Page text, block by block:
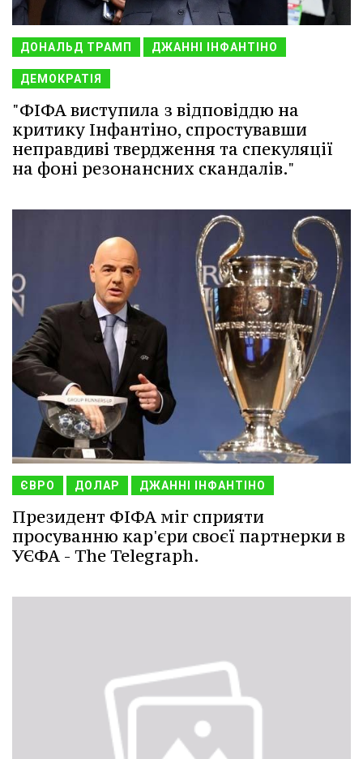
ДОНАЛЬД ТРАМП ДЖАННІ ІНФАНТІНО
ДЕМОКРАТІЯ
"ФІФА виступила з відповіддю на
критику Інфантіно, спростувавши
неправдиві твердження та спекуляції
на фоні резонансних скандалів."
ЄВРО ДОЛАР ДЖАННІ ІНФАНТІНО
Президент ФІФА міг сприяти
просуванню кар'єри своєї партнерки в
УЄФА - The Telegraph.